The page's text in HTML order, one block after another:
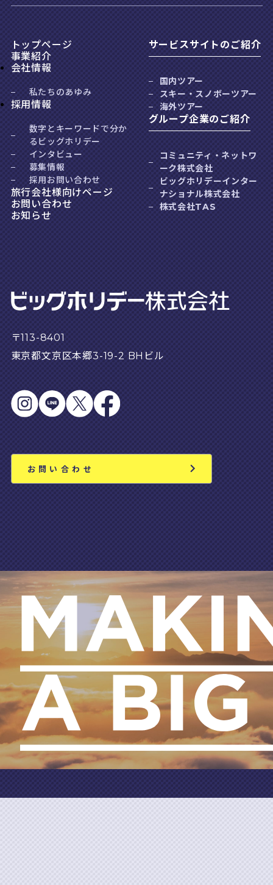
トップページ
事業紹介
会社情報
私たちのあゆみ
採用情報
数字とキーワードで分か
るビッグホリデー
インタビュー
募集情報
採用お問い合わせ
旅行会社様向けページ
お問い合わせ
お知らせ
サービスサイトのご紹介
国内ツアー
スキー・スノボーツアー
海外ツアー
グループ企業のご紹介
コミュニティ・ネットワ
ーク株式会社
ビッグホリデーインター
ナショナル株式会社
株式会社TAS
〒113-8401
東京都文京区本郷3-19-2 BHビル
お問い合わせ